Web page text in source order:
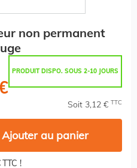
non permanent
PRODUIT DISPO. SOUS 2-10 JOURS
Soit 3,12 € TTC
Ajouter au panier
TTC !